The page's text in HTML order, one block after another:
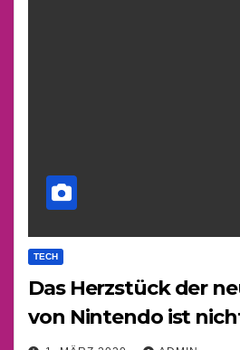
TECH
Das Herzstück der
von Nintendo ist